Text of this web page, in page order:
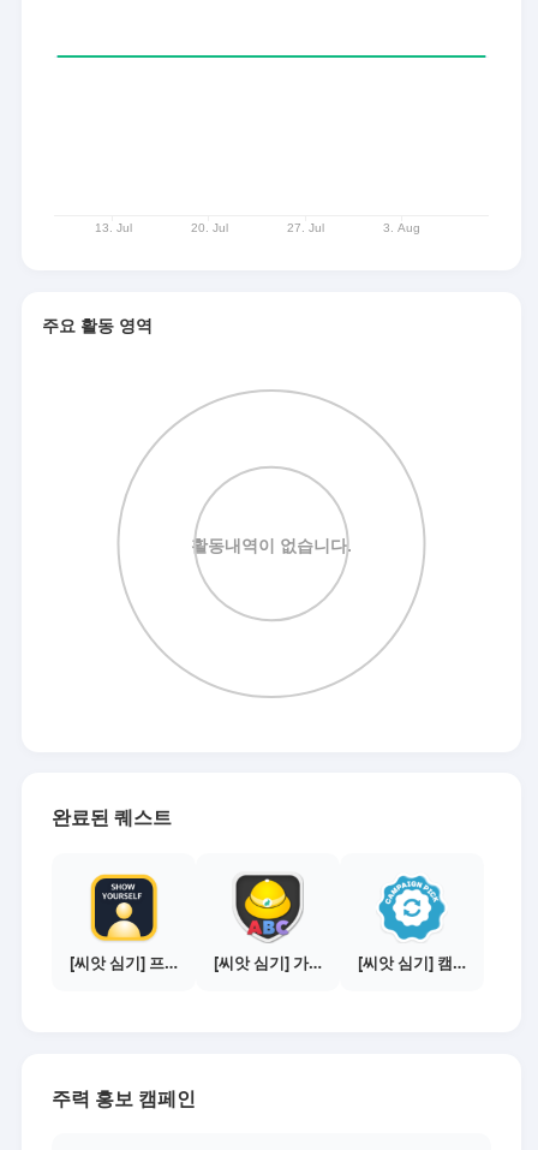
주요 활동 영역
완료된 퀘스트
[씨앗 심기] 프로필 사진 등록하기 [씨앗 심기] 가이드보기 - 매체별 활동 가이드 [씨앗 심기] 캠페인 선택하기 - PICK 1개
주력 홍보 캠페인